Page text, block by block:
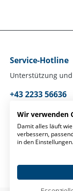
Service-Hotline
Unterstützung
+43 2233 56636
Mo-Fr, 09:00 -
Oder über unser
Wir verwenden
Damit alles läuft
verbessern,
in den Einstellungen.